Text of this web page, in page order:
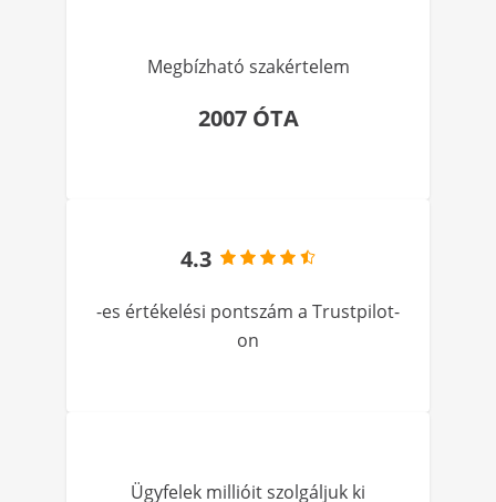
Megbízható szakértelem
2007 ÓTA
4.3
-es értékelési pontszám a Trustpilot-
on
Ügyfelek millióit szolgáljuk ki